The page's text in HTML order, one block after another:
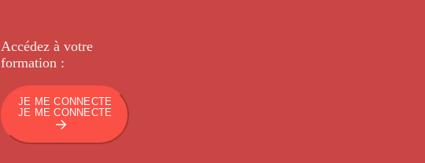
Accédez à votre
formation :
JE ME CONNECTE
JE ME CONNECTE